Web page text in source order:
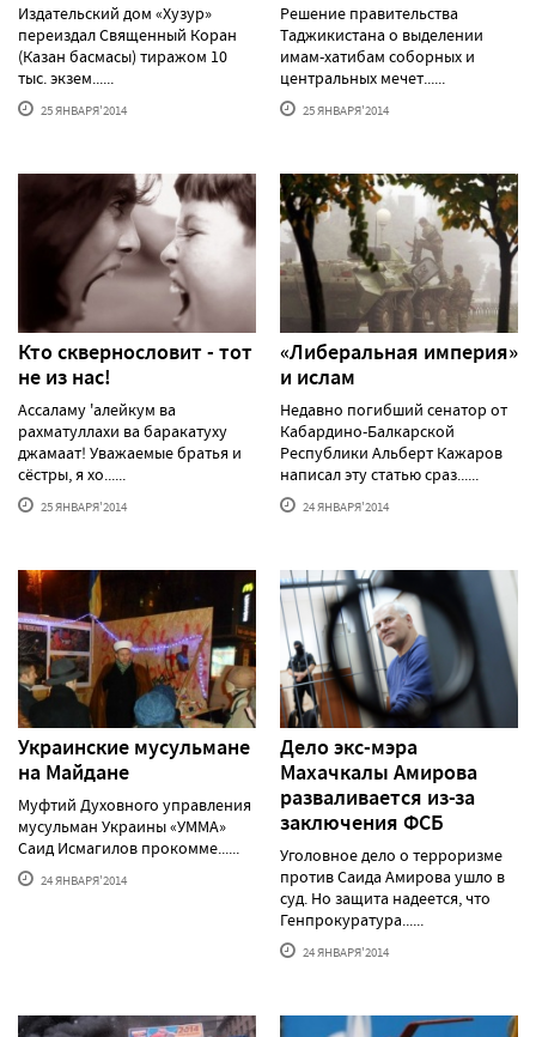
Издательский дом «Хузур»
переиздал Священный Коран
(Казан басмасы) тиражом 10
тыс. экзем......
25 ЯНВАРЯ'2014
Решение правительства
Таджикистана о выделении
имам-хатибам соборных и
центральных мечет......
25 ЯНВАРЯ'2014
Кто сквернословит - тот
не из нас!
Ассаламу 'алейкум ва
рахматуллахи ва баракатуху
джамаат! Уважаемые братья и
сёстры, я хо......
25 ЯНВАРЯ'2014
«Либеральная империя»
и ислам
Недавно погибший сенатор от
Кабардино-Балкарской
Республики Альберт Кажаров
написал эту статью сраз......
24 ЯНВАРЯ'2014
Украинские мусульмане
на Майдане
Муфтий Духовного управления
мусульман Украины «УММА»
Саид Исмагилов прокомме......
24 ЯНВАРЯ'2014
Дело экс-мэра
Махачкалы Амирова
разваливается из-за
заключения ФСБ
Уголовное дело о терроризме
против Саида Амирова ушло в
суд. Но защита надеется, что
Генпрокуратура......
24 ЯНВАРЯ'2014